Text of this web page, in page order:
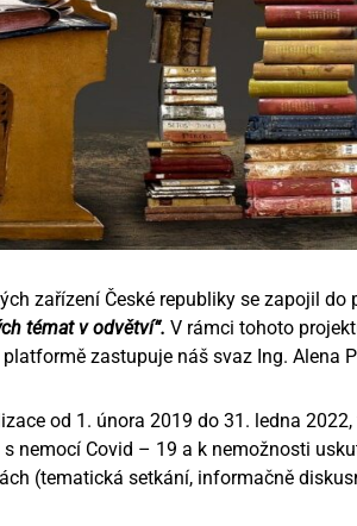
zařízení České republiky se zapojil do
témat v odvětví“. V rámci tohoto
zastupuje náš svaz Ing. Alena
od 1. února 2019 do 31. ledna
nemocí Covid – 19 a k nemožnosti
(tematická setkání, informačně